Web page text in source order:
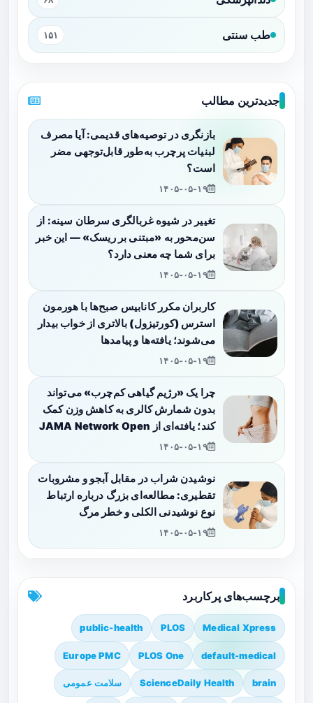
طب سنتی ۱۵۱
جدیدترین مطالب
بازنگری در توصیه‌های قدیمی: آیا مصرف
لبنیات پرچرب به‌طور قابل‌توجهی مضر
است؟
۱۴۰۵-۰۵-۱۹
تغییر در شیوه غربالگری سرطان سینه: از
سن‌محور به «مبتنی بر ریسک» — این خبر
برای شما چه معنی دارد؟
۱۴۰۵-۰۵-۱۹
کاربران مکرر کانابیس صبح‌ها با هورمون
استرس (کورتیزول) بالاتری از خواب بیدار
می‌شوند؛ یافته‌ها و پیامدها
۱۴۰۵-۰۵-۱۹
چرا یک «رژیم گیاهی کم‌چرب» می‌تواند
بدون شمارش کالری به کاهش وزن کمک
کند؛ یافته‌ای از JAMA Network Open
۱۴۰۵-۰۵-۱۹
نوشیدن شراب در مقابل آبجو و مشروبات
تقطیری: مطالعه‌ای بزرگ درباره ارتباط
نوع نوشیدنی الکلی و خطر مرگ
۱۴۰۵-۰۵-۱۹
برچسب‌های پرکاربرد
Medical Xpress
PLOS
public-health
default-medical
PLOS One
Europe PMC
brain
ScienceDaily Health سلامت عمومی